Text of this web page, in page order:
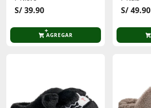
S/ 39.90
AGREGAR
S/ 49.90